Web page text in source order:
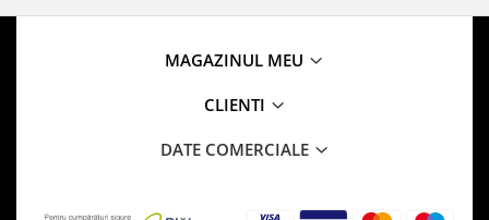
MAGAZINUL MEU
CLIENTI
DATE COMERCIALE